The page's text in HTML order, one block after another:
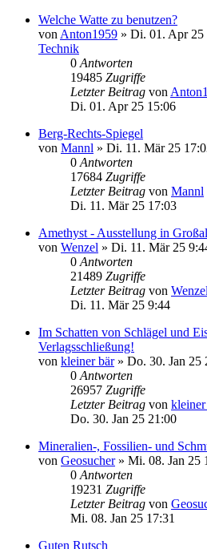
Welche Watte zu benutzen?
von Anton1959 » Di. 01. Apr 25
Technik
0 Antworten
19485 Zugriffe
Letzter Beitrag von
Di. 01. Apr 25 15:06
Berg-Rechts-Spiegel
von Mannl » Di. 11. Mär 25
0 Antworten
17684 Zugriffe
Letzter Beitrag von Mannl
Di. 11. Mär 25 17:03
Amethyst - Ausstellung in
von Wenzel » Di. 11. Mär 25
0 Antworten
21489 Zugriffe
Letzter Beitrag von Wenzel
Di. 11. Mär 25 9:44
Im Schatten von Schlägel und
Verlagsschließung!
von kleiner bär» Do. 30. Jan 25
0 Antworten
26957 Zugriffe
Letzter Beitrag von
Do. 30. Jan 25 21:00
Mineralien-, Fossilien- und
von Geosucher» Mi. 08. Jan 25
0 Antworten
19231 Zugriffe
Letzter Beitrag von
Mi. 08. Jan 25 17:31
Guten Rutsch